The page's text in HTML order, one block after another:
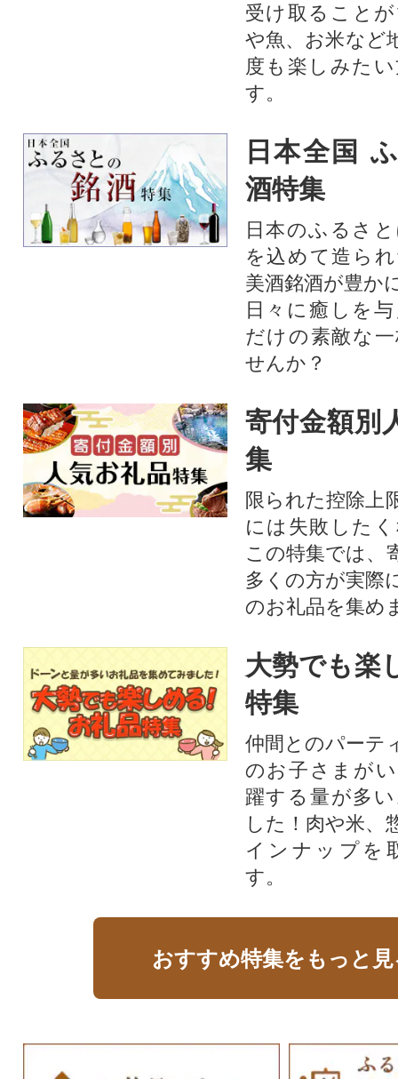
受け取ること
や魚、お米など
度も楽しみた
す。
日本全国
酒特集
日本のふるさ
を込めて造ら
美酒銘酒が豊か
日々に癒しを
だけの素敵な
せんか？
寄付金額別
集
限られた控除上
には失敗した
この特集では、
多くの方が実際
のお礼品を集め
大勢でも楽
特集
仲間とのパーテ
のお子さまが
躍する量が多
した！肉や米、
インナップを
す。
おすすめ特集をもっと